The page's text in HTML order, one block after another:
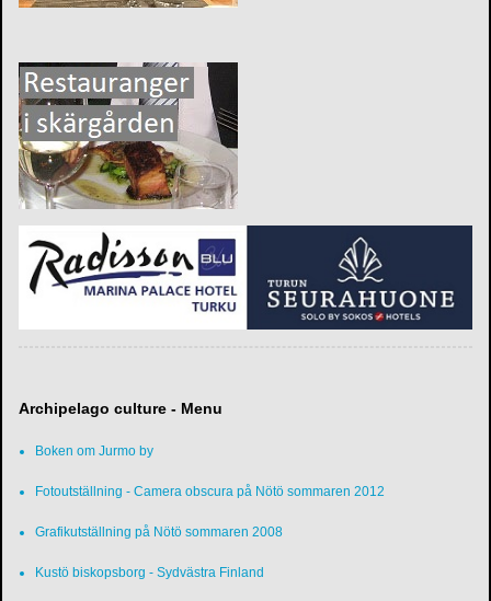
Archipelago culture - Menu
Boken om Jurmo by
Fotoutställning - Camera obscura på Nötö sommaren 2012
Grafikutställning på Nötö sommaren 2008
Kustö biskopsborg - Sydvästra Finland